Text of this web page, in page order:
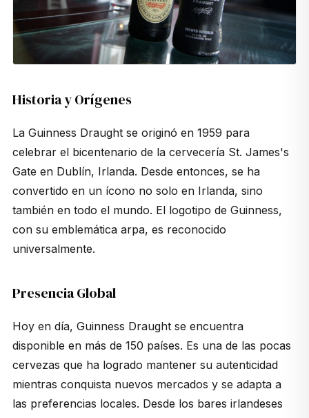
Historia y Orígenes
La Guinness Draught se originó en 1959 para
celebrar el bicentenario de la cervecería St. James's
Gate en Dublín, Irlanda. Desde entonces, se ha
convertido en un ícono no solo en Irlanda, sino
también en todo el mundo. El logotipo de Guinness,
con su emblemática arpa, es reconocido
universalmente.
Presencia Global
Hoy en día, Guinness Draught se encuentra
disponible en más de 150 países. Es una de las pocas
cervezas que ha logrado mantener su autenticidad
mientras conquista nuevos mercados y se adapta a
las preferencias locales. Desde los bares irlandeses